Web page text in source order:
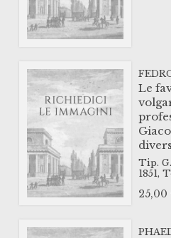
Le
Tip.
1851,
25,00